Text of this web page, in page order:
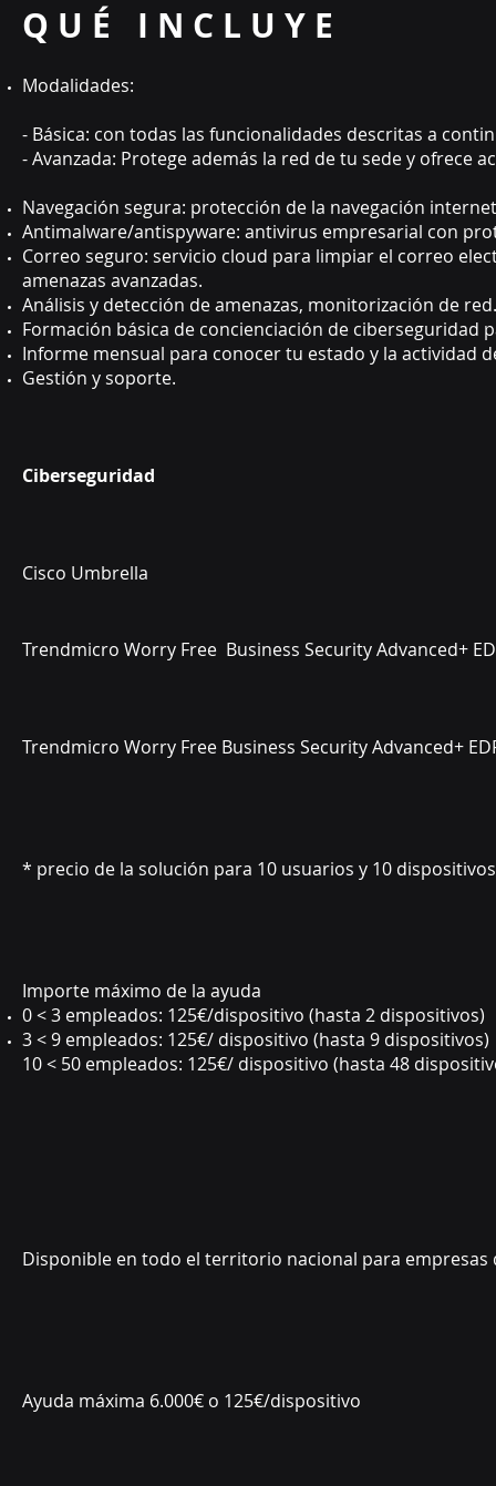
Q U É I N C L U Y E
Modalidades:
- Básica: con todas las funcionalidades descritas a
- Avanzada: Protege además la red de tu sede y ofrece
Navegación segura: protección de la navegación
Antimalware/antispyware: antivirus empresarial con
Correo seguro: servicio cloud para limpiar el correo
amenazas avanzadas.
Análisis y detección de amenazas, monitorización de red.
Formación básica de concienciación de ciberseguridad
Informe mensual para conocer tu estado y la actividad
Gestión y soporte.
Ciberseguridad
Cisco Umbrella
Trendmicro Worry Free Business Security Advanced+
Trendmicro Worry Free Business
* precio de la solución para 10 usuarios y 10
Importe máximo de la ayuda
0 < 3 empleados: 125€/dispositivo (hasta 2 dispositivos)
3 < 9 empleados: 125€/ dispositivo (hasta 9 dispositivos)
10 < 50 empleados: 125€/ dispositivo (hasta 48
Disponible en todo el territorio nacional para empresas
Ayuda máxima 6.000€ o 125€/dispositivo